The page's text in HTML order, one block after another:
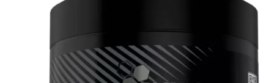
АНАБОЛИЧЕСКИЕ